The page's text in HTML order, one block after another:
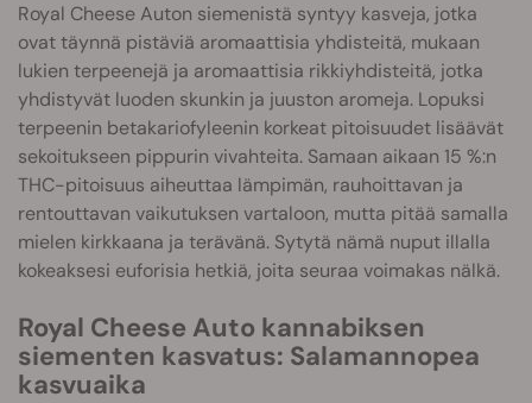
Royal Cheese Auton siemenistä syntyy kasveja, jotka
ovat täynnä pistäviä aromaattisia yhdisteitä, mukaan
lukien terpeenejä ja aromaattisia rikkiyhdisteitä, jotka
yhdistyvät luoden skunkin ja juuston aromeja. Lopuksi
terpeenin betakariofyleenin korkeat pitoisuudet lisäävät
sekoitukseen pippurin vivahteita. Samaan aikaan 15 %:n
THC-pitoisuus aiheuttaa lämpimän, rauhoittavan ja
rentouttavan vaikutuksen vartaloon, mutta pitää samalla
mielen kirkkaana ja terävänä. Sytytä nämä nuput illalla
kokeaksesi euforisia hetkiä, joita seuraa voimakas nälkä.
Royal Cheese Auto kannabiksen
siementen kasvatus: Salamannopea
kasvuaika